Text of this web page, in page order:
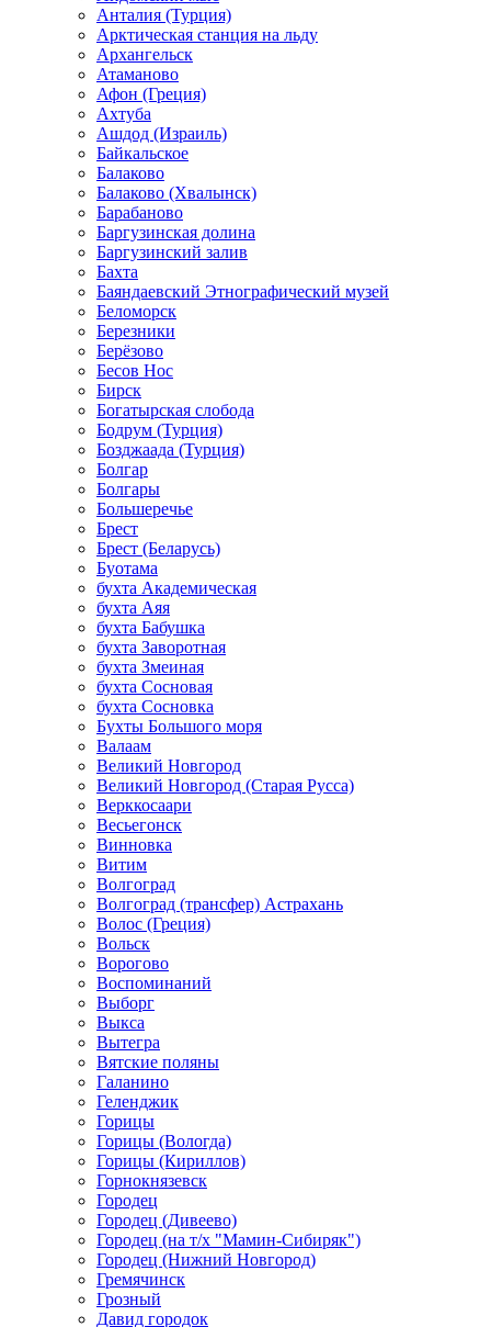
Анталия (Турция)
Арктическая станция на льду
Архангельск
Атаманово
Афон (Греция)
Ахтуба
Ашдод (Израиль)
Байкальское
Балаково
Балаково (Хвалынск)
Барабаново
Баргузинская долина
Баргузинский залив
Бахта
Баяндаевский Этнографический музей
Беломорск
Березники
Берёзово
Бесов Нос
Бирск
Богатырская слобода
Бодрум (Турция)
Бозджаада (Турция)
Болгар
Болгары
Большеречье
Брест
Брест (Беларусь)
Буотама
бухта Академическая
бухта Аяя
бухта Бабушка
бухта Заворотная
бухта Змеиная
бухта Сосновая
бухта Сосновка
Бухты Большого моря
Валаам
Великий Новгород
Великий Новгород (Старая Русса)
Верккосаари
Весьегонск
Винновка
Витим
Волгоград
Волгоград (трансфер) Астрахань
Волос (Греция)
Вольск
Ворогово
Воспоминаний
Выборг
Выкса
Вытегра
Вятские поляны
Галанино
Геленджик
Горицы
Горицы (Вологда)
Горицы (Кириллов)
Горнокнязевск
Городец
Городец (Дивеево)
Городец (на т/х "Мамин-Сибиряк")
Городец (Нижний Новгород)
Гремячинск
Грозный
Давид городок